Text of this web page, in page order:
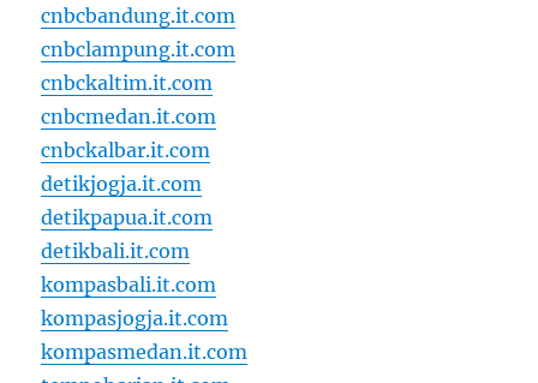
cnbcbandung.it.com
cnbclampung.it.com
cnbckaltim.it.com
cnbcmedan.it.com
cnbckalbar.it.com
detikjogja.it.com
detikpapua.it.com
detikbali.it.com
kompasbali.it.com
kompasjogja.it.com
kompasmedan.it.com